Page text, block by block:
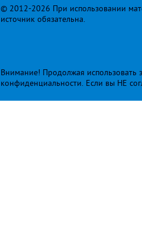
© 2012-2026 При использовании
источник обязательна.
Внимание! Продолжая использовать
конфиденциальности. Если вы НЕ